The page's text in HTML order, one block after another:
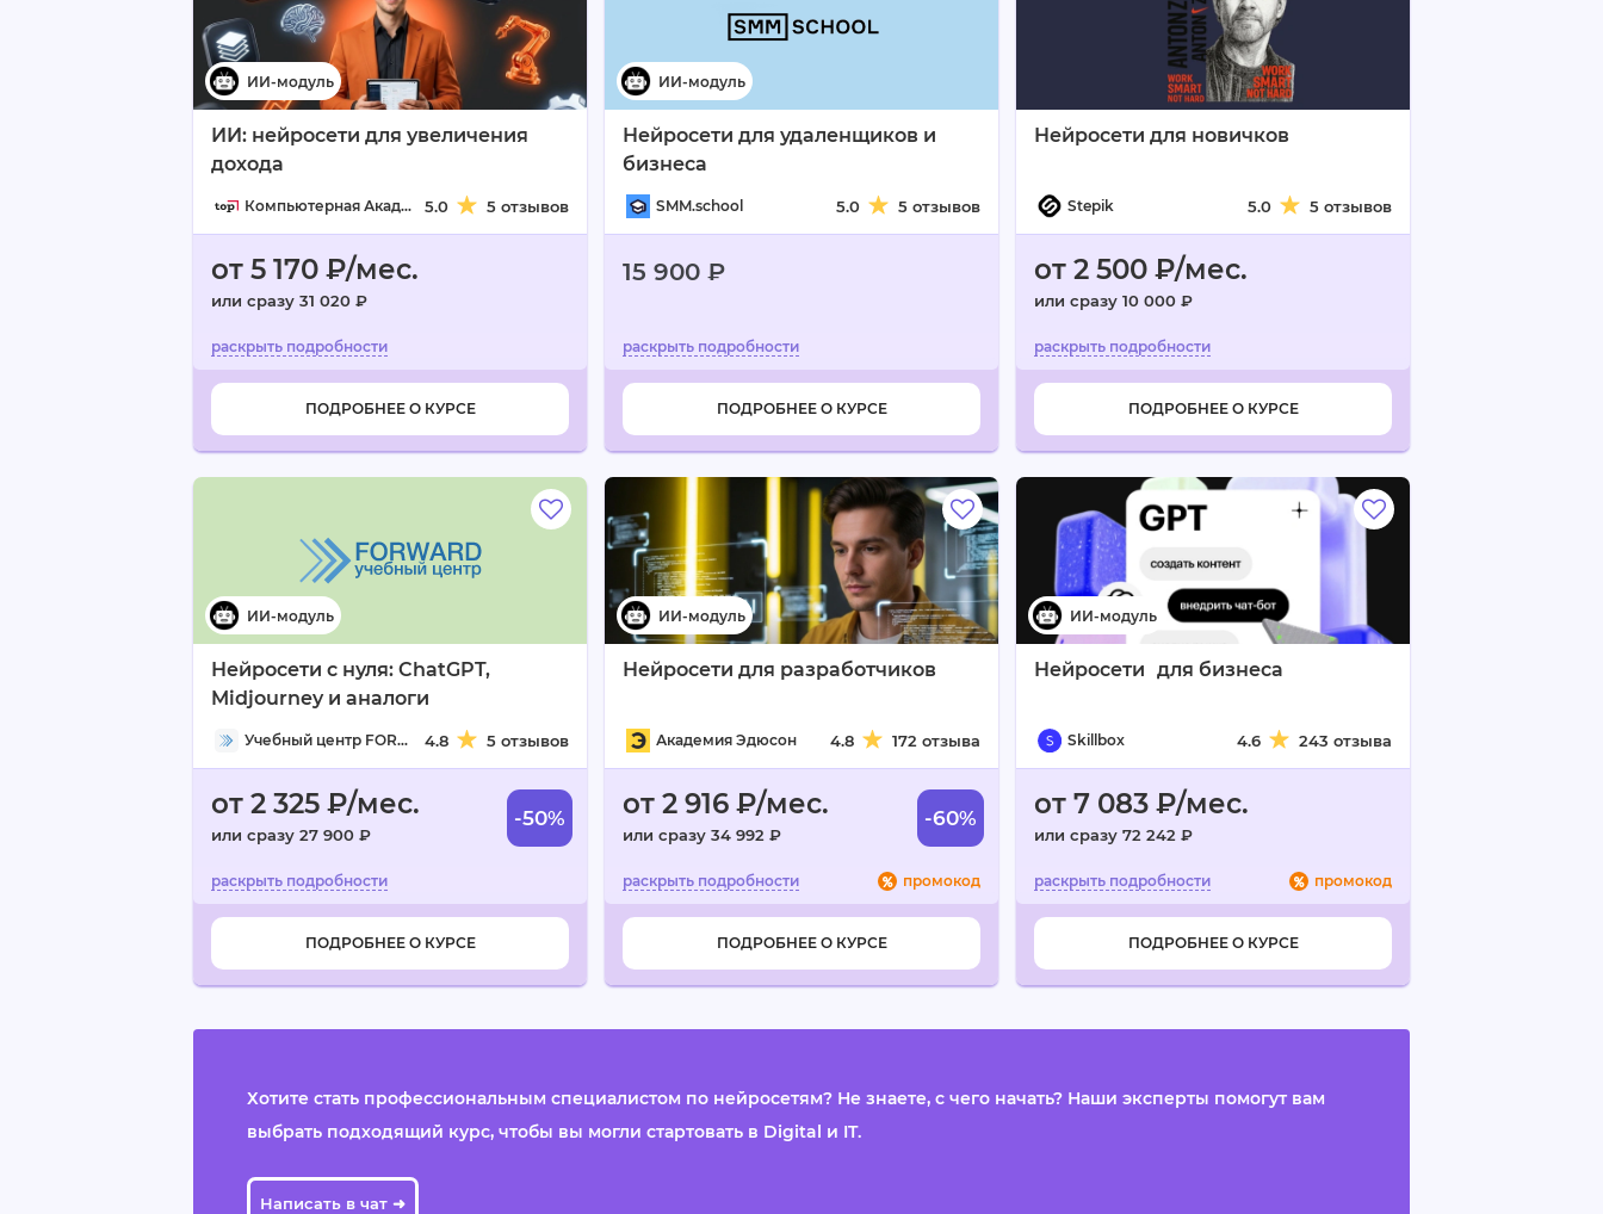
ИИ: нейросети для увеличения
дохода
Компьютерная Академия TOP 5.0 5 отзывов
от 5 170 ₽/мес.
или сразу 31 020 ₽
ПОДРОБНЕЕ О КУРСЕ
Нейросети для удаленщиков и
бизнеса
SMM.school 5.0 5 отзывов
15 900 ₽
ПОДРОБНЕЕ О КУРСЕ
Нейросети для новичков
Stepik 5.0 5 отзывов
от 2 500 ₽/мес.
или сразу 10 000 ₽
ПОДРОБНЕЕ О КУРСЕ
Нейросети с нуля: ChatGPT,
Midjourney и аналоги
Учебный центр FORWARD 4.8 5 отзывов
от 2 325 ₽/мес.
или сразу 27 900 ₽
-50%
ПОДРОБНЕЕ О КУРСЕ
Нейросети для разработчиков
Академия Эдюсон 4.8 172 отзыва
от 2 916 ₽/мес.
или сразу 34 992 ₽
-60%
промокод
ПОДРОБНЕЕ О КУРСЕ
Нейросети для бизнеса
Skillbox 4.6 243 отзыва
от 7 083 ₽/мес.
или сразу 72 242 ₽
промокод
ПОДРОБНЕЕ О КУРСЕ
Хотите стать профессиональным специалистом по нейросетям? Не знаете, с чего начать? Наши эксперты помогут вам
выбрать подходящий курс, чтобы вы могли стартовать в Digital и IT.
Написать в чат ➜